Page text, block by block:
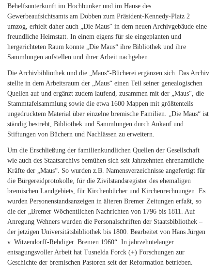
Behelfsunterkunft im Hochbunker und im Hause des
Gewerbeaufsichtsamts am Dobben zum Präsident-Kennedy-Platz 2
umzog, erhielt daher auch „Die Maus“ in dem neuen Archivgebäude eine
freundliche Heimstatt. In einem eigens für sie eingeplanten und
hergerichteten Raum konnte „Die Maus“ ihre Bibliothek und ihre
Sammlungen aufstellen und ihrer Arbeit nachgehen.
Die Archivbibliothek und die „Maus“-Bücherei ergänzen sich. Das Archiv
stellte in dem Arbeitsraum der „Maus“ einen Teil seiner genealogischen
Quellen auf und ergänzt zudem laufend, zusammen mit der „Maus“, die
Stammtafelsammlung sowie die etwa 1600 Mappen mit größtenteils
ungedrucktem Material über einzelne bremische Familien. „Die Maus“ ist
ständig bestrebt, Bibliothek und Sammlungen durch Ankauf und
Stiftungen von Büchern und Nachlässen zu erweitern.
Um die Erschließung der familienkundlichen Quellen der Gesellschaft
wie auch des Staatsarchivs bemühen sich seit Jahrzehnten ehrenamtliche
Kräfte der „Maus“. So wurden z.B. Namensverzeichnisse angefertigt für
die Bürgereidprotokolle, für die Zivilstandsregister des ehemaligen
bremischen Landgebiets, für Kirchenbücher und Kirchenrechnungen. Es
wurden Personenstandsanzeigen in älteren Bremer Zeitungen erfaßt, so
die der „Bremer Wöchentlichen Nachrichten von 1796 bis 1811. Auf
Anregung Wehners wurden die Personalschriften der Staatsbibliothek –
der jetzigen Universitätsbibliothek bis 1800. Bearbeitet von Hans Jürgen
v. Witzendorff-Rehdiger. Bremen 1960“. In jahrzehntelanger
entsagungsvoller Arbeit hat Tusnelda Forck (+) Forschungen zur
Geschichte der bremischen Pastoren seit der Reformation betrieben.